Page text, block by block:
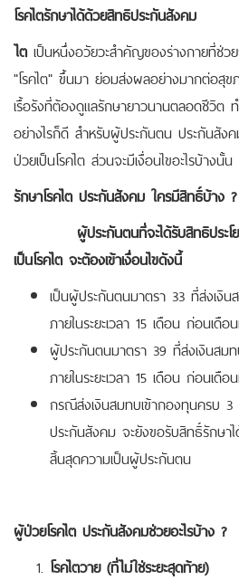
โรคไตรักษาได้ด้วยสิทธิประกันสังคม
ไต เป็นหนึ่งอวัยวะสำคัญของร่างกายที่ช่ว
"โรคไต" ขึ้นมา ย่อมส่งผลอย่างมากต่อสุขภ
เรื้อรังที่ต้องดูแลรักษายาวนานตลอดชีวิต
อย่างไรก็ดี สำหรับผู้ประกันตน ประกันสัง
ป่วยเป็นโรคไต ส่วนจะมีเงื่อนไขอะไรบ้างนั้
รักษาโรคไต ประกันสังคม ใครมีสิทธิ์บ้าง ?
ผู้ประกันตนที่จะได้รับสิทธิประ
เป็นโรคไต จะต้องเข้าเงื่อนไขดังนี้
เป็นผู้ประกันตนมาตรา 33 ที่ส่งเงิ
ภายในระยะเวลา 15 เดือน ก่อนเดือ
ผู้ประกันตนมาตรา 39 ที่ส่งเงินสม
ภายในระยะเวลา 15 เดือน ก่อนเดือ
กรณีส่งเงินสมทบเข้ากองทุนครบ
ประกันสังคม จะยังขอรับสิทธิ์รักษา
สิ้นสุดความเป็นผู้ประกันตน
ผู้ป่วยโรคไต ประกันสังคมช่วยอะไรบ้าง ?
โรคไตวาย (ที่ไม่ใช่ระยะสุดท้าย)